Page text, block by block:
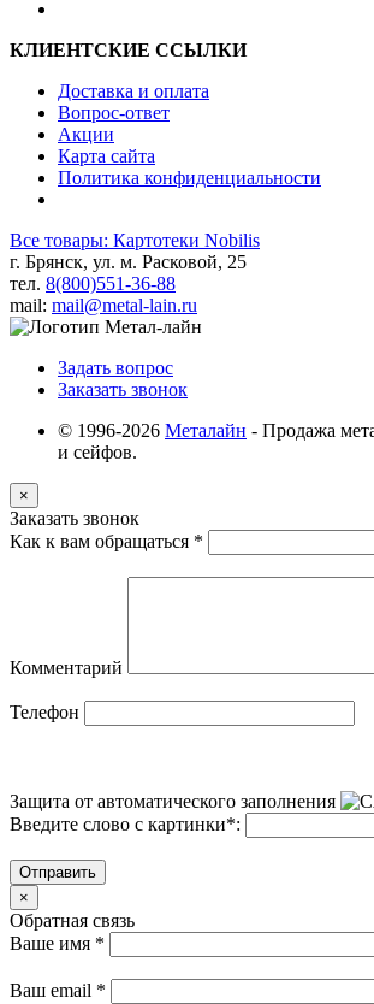
КЛИЕНТСКИЕ ССЫЛКИ
Доставка и оплата
Вопрос-ответ
Акции
Карта сайта
Политика конфиденциальности
Все товары: Картотеки Nobilis
г. Брянск, ул. м. Расковой, 25
тел. 8(800)551-36-88
mail: mail@metal-lain.ru
Задать вопрос
Заказать звонок
© 1996-2026 Металайн - Продажа
и сейфов.
×
Заказать звонок
Как к вам обращаться *
Комментарий
Телефон
Защита от автоматического заполнения
Введите слово с картинки*:
Отправить
×
Обратная связь
Ваше имя *
Ваш email *